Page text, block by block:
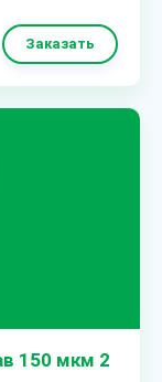
Заказать
150 мкм 2